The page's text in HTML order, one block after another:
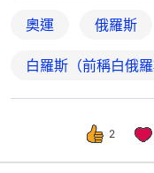
奧運 俄羅斯
白羅斯（前稱白俄羅
2